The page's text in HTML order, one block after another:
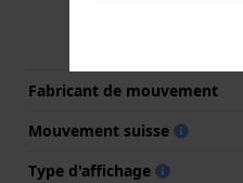
Fabricant de mouvement
Mouvement suisse
Type d'affichage